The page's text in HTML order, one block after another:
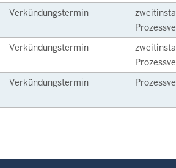
Verkündungstermin
Verkündungstermin
Verkündungstermin